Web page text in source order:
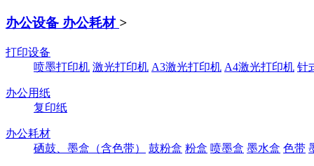
办公设备 办公耗材 >
打印设备
喷墨打印机 激光打印机 A3激光打印机 A4激光打印机 针
办公用纸
复印纸
办公耗材
硒鼓、墨盒（含色带）
鼓粉盒 粉盒 喷墨盒 墨水盒 色带